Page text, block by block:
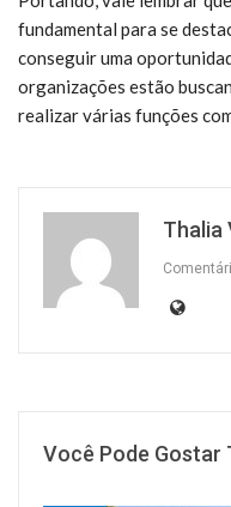
fundamental para se
conseguir uma
organizações estão
realizar várias funções
Thalia
Você Pode Gostar